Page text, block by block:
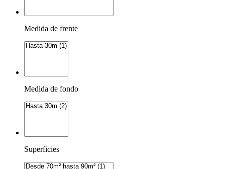
Medida de frente
Medida de fondo
Superficies